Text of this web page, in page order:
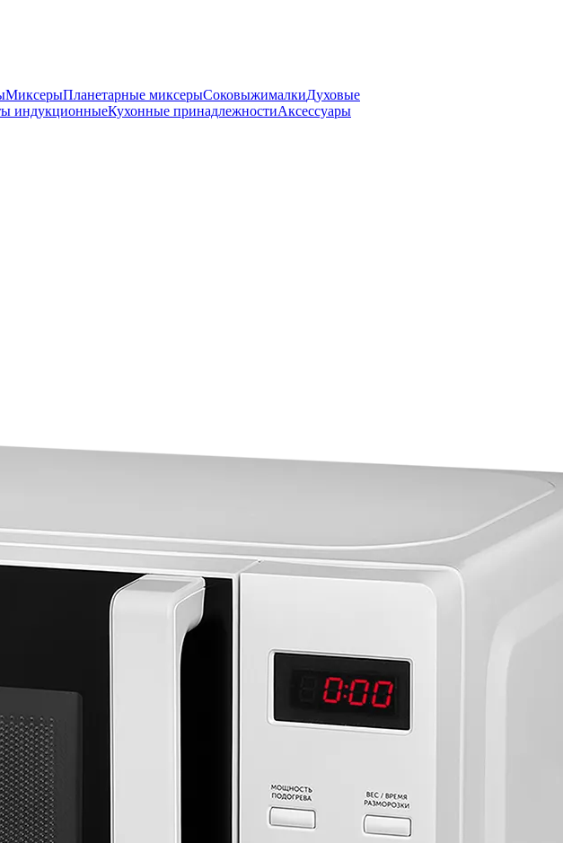
МиксерыПланетарные миксерыСоковыжималкиДуховые
индукционныеКухонные принадлежностиАксессуары